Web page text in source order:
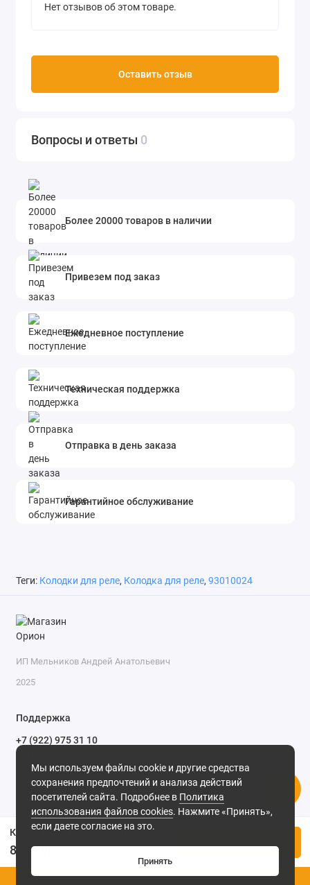
0
843.00р.
Нет отзывов об этом товаре.
Оставить отзыв
Вопросы и ответы 0
Более 20000 товаров в наличии
Привезем под заказ
Ежедневное поступление
Техническая поддержка
Отправка в день заказа
Гарантийное обслуживание
Теги: Колодки для реле, Колодка для реле, 93010024
Мы используем файлы cookie и другие средства
сохранения предпочтений и анализа действий
посетителей сайта. Подробнее в Политика
использования файлов cookies. Нажмите «Принять»,
если даете согласие на это.
Принять
ИП Мельников Андрей Анатольевич
2025
Поддержка
+7 (922) 975 31 10
+7 (909) 144 34 47
пн-пт с 9-00 до 18-00 часов,
сб с 10-00 до 15-00 часов,
вс выходной
(MSK, UTC+3)